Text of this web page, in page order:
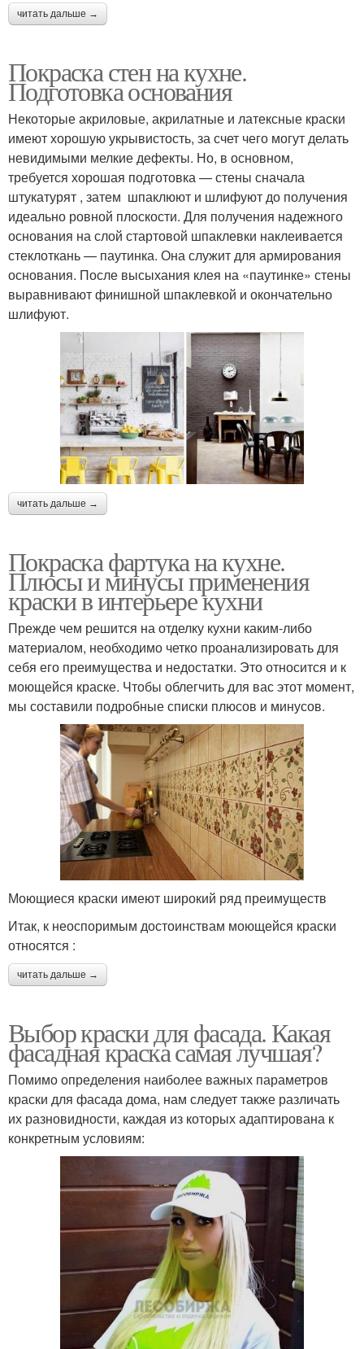
читать дальше →
Покраска стен на кухне.
Подготовка основания
Некоторые акриловые, акрилатные и латексные краски
имеют хорошую укрывистость, за счет чего могут делать
невидимыми мелкие дефекты. Но, в основном,
требуется хорошая подготовка — стены сначала
штукатурят , затем шпаклюют и шлифуют до получения
идеально ровной плоскости. Для получения надежного
основания на слой стартовой шпаклевки наклеивается
стеклоткань — паутинка. Она служит для армирования
основания. После высыхания клея на «паутинке» стены
выравнивают финишной шпаклевкой и окончательно
шлифуют.
читать дальше →
Покраска фартука на кухне.
Плюсы и минусы применения
краски в интерьере кухни
Прежде чем решится на отделку кухни каким-либо
материалом, необходимо четко проанализировать для
себя его преимущества и недостатки. Это относится и к
моющейся краске. Чтобы облегчить для вас этот момент,
мы составили подробные списки плюсов и минусов.
Моющиеся краски имеют широкий ряд преимуществ
Итак, к неоспоримым достоинствам моющейся краски
относятся :
читать дальше →
Выбор краски для фасада. Какая
фасадная краска самая лучшая?
Помимо определения наиболее важных параметров
краски для фасада дома, нам следует также различать
их разновидности, каждая из которых адаптирована к
конкретным условиям: